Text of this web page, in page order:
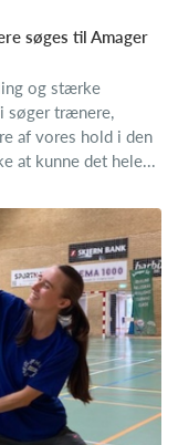
søges til Amager
og stærke
søger trænere,
af vores hold i den
at kunne det hele...